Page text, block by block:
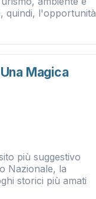
quindi, l'opportunità
Magica
più suggestivo
Nazionale, la
storici più amati